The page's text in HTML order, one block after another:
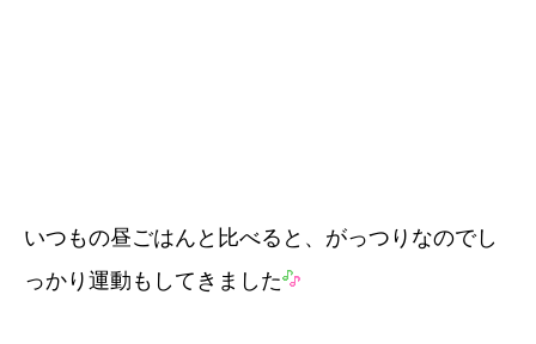
いつもの昼ごはんと比べると、がっつりなのでし
っかり運動もしてきました